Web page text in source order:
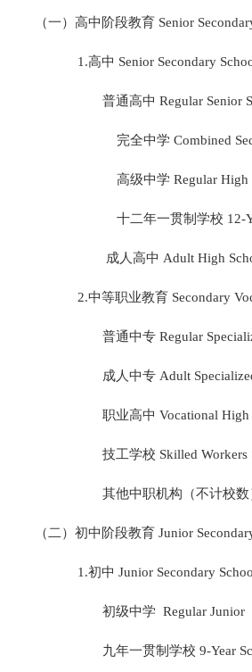
（一）高中阶段教育 Senior
1.高中 Senior Secondary
普通高中 Regular Senior
完全中学 Combined
高级中学 Regular High
十二年一贯制学校 12-
成人高中 Adult High
2.中等职业教育 Secondary
普通中专 Regular
成人中专 Adult
职业高中 Vocational High
技工学校 Skilled Workers
其他中职机构（不计校数
（二）初中阶段教育 Junior
1.初中 Junior Secondary
初级中学 Regular Junior
九年一贯制学校 9-Year